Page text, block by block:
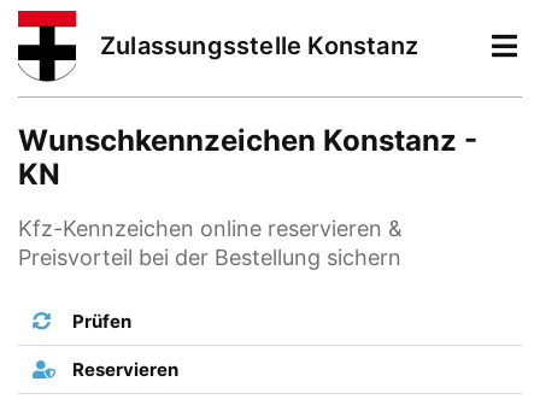
Zulassungsstelle Konstanz
Wunschkennzeichen Konstanz -
KN
Kfz-Kennzeichen online reservieren &
Preisvorteil bei der Bestellung sichern
Prüfen
Reservieren